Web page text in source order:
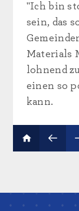
"Ich bin
sein, das
Materials
lohnend
einen so
kann.